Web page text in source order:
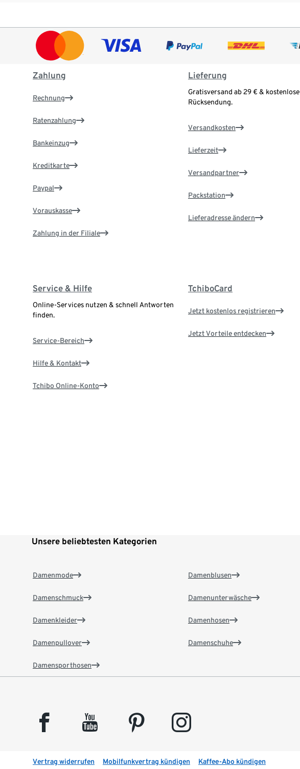
Zahlung
Rechnung
Ratenzahlung
Bankeinzug
Kreditkarte
Paypal
Vorauskasse
Zahlung in der Filiale
Lieferung
Gratisversand ab 29 € & kostenlose
Rücksendung.
Versandkosten
Lieferzeit
Versandpartner
Packstation
Lieferadresse ändern
Service & Hilfe
Online-Services nutzen & schnell Antworten
finden.
Service-Bereich
Hilfe & Kontakt
Tchibo Online-Konto
TchiboCard
Jetzt kostenlos registrieren
Jetzt Vorteile entdecken
Unsere beliebtesten Kategorien
Damenmode
Damenschmuck
Damenkleider
Damenpullover
Damensporthosen
Damenblusen
Damenunterwäsche
Damenhosen
Damenschuhe
facebook youtube pinterest instagram
Vertrag widerrufen Mobilfunkvertrag kündigen Kaffee-Abo kündigen